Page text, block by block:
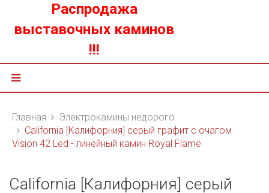
Распродажа
выставочных каминов
!!!
Главная
Электрокамины недорого
California [Калифорния] серый графит с очагом
Vision 42 Led - линейный камин Royal Flame
California [Калифорния] серый